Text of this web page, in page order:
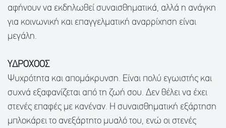
αφήνουν να εκδηλωθεί συναισθηματικά, αλλά η ανάγκη
για κοινωνική και επαγγελματική αναρρίχηση είναι
μεγάλη.
ΥΔΡΟΧΟΟΣ
Ψυχρότητα και απομάκρυνση. Είναι πολύ εγωιστής και
συχνά εξαφανίζεται από τη ζωή σου. Δεν θέλει να έχει
στενές επαφές με κανέναν. Η συναισθηματική εξάρτηση
μπλοκάρει το ανεξάρτητο μυαλό του, ενώ οι στενές